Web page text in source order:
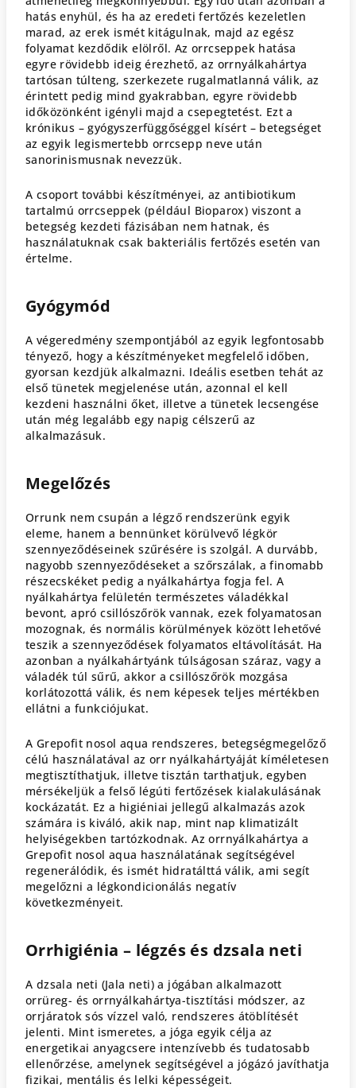
hatás enyhül, és ha az eredeti fertőzés kezeletlen
marad, az erek ismét kitágulnak, majd az egész
folyamat kezdődik elölről. Az orrcseppek hatása
egyre rövidebb ideig érezhető, az orrnyálkahártya
tartósan túlteng, szerkezete rugalmatlanná válik, az
érintett pedig mind gyakrabban, egyre rövidebb
időközönként igényli majd a csepegtetést. Ezt a
krónikus – gyógyszerfüggőséggel kísért – betegséget
az egyik legismertebb orrcsepp neve után
sanorinismusnak nevezzük.
A csoport további készítményei, az antibiotikum
tartalmú orrcseppek (például Bioparox) viszont a
betegség kezdeti fázisában nem hatnak, és
használatuknak csak bakteriális fertőzés esetén van
értelme.
Gyógymód
A végeredmény szempontjából az egyik legfontosabb
tényező, hogy a készítményeket megfelelő időben,
gyorsan kezdjük alkalmazni. Ideális esetben tehát az
első tünetek megjelenése után, azonnal el kell
kezdeni használni őket, illetve a tünetek lecsengése
után még legalább egy napig célszerű az
alkalmazásuk.
Megelőzés
Orrunk nem csupán a légző rendszerünk egyik
eleme, hanem a bennünket körülvevő légkör
szennyeződéseinek szűrésére is szolgál. A durvább,
nagyobb szennyeződéseket a szőrszálak, a finomabb
részecskéket pedig a nyálkahártya fogja fel. A
nyálkahártya felületén természetes váladékkal
bevont, apró csillószőrök vannak, ezek folyamatosan
mozognak, és normális körülmények között lehetővé
teszik a szennyeződések folyamatos eltávolítását. Ha
azonban a nyálkahártyánk túlságosan száraz, vagy a
váladék túl sűrű, akkor a csillószőrök mozgása
korlátozottá válik, és nem képesek teljes mértékben
ellátni a funkciójukat.
A Grepofit nosol aqua rendszeres, betegségmegelőző
célú használatával az orr nyálkahártyáját kíméletesen
megtisztíthatjuk, illetve tisztán tarthatjuk, egyben
mérsékeljük a felső légúti fertőzések kialakulásának
kockázatát. Ez a higiéniai jellegű alkalmazás azok
számára is kiváló, akik nap, mint nap klimatizált
helyiségekben tartózkodnak. Az orrnyálkahártya a
Grepofit nosol aqua használatának segítségével
regenerálódik, és ismét hidratálttá válik, ami segít
megelőzni a légkondicionálás negatív
következményeit.
Orrhigiénia – légzés és dzsala neti
A dzsala neti (Jala neti) a jógában alkalmazott
orrüreg- és orrnyálkahártya-tisztítási módszer, az
orrjáratok sós vízzel való, rendszeres átöblítését
jelenti. Mint ismeretes, a jóga egyik célja az
energetikai anyagcsere intenzívebb és tudatosabb
ellenőrzése, amelynek segítségével a jógázó javíthatja
fizikai, mentális és lelki képességeit.